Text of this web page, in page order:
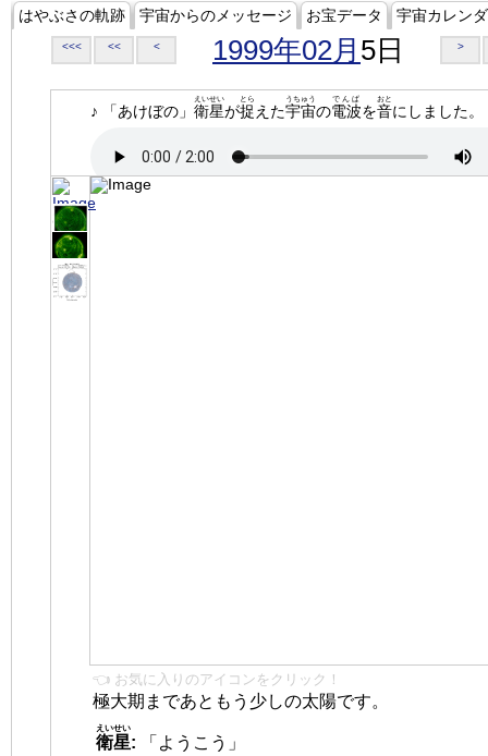
はやぶさの軌跡 宇宙からのメッセージ お宝データ 宇宙カレン
<<< << < 1999年02月 5日 >
♪ 「あけぼの」 衛星
えいせい
が捉
とら
えた宇宙
うちゅう
の電波
でんぱ
を音
おと
にしました。
👈 お気に入りのアイコンをクリック！
極大期まであともう少しの太陽です。
衛星
えいせい
:
「ようこう」